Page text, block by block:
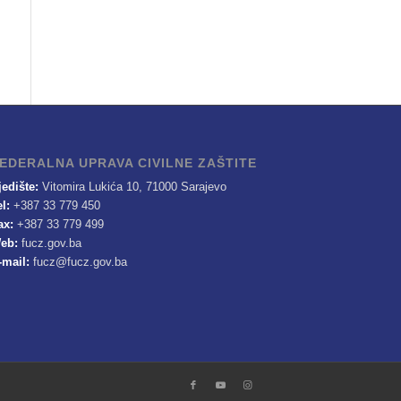
UPRAVA CIVILNE ZAŠTITE
Vitomira Lukića 10, 71000 Sarajevo
+387 33 779 450
+387 33 779 499
fucz.gov.ba
mail: fucz@fucz.gov.ba